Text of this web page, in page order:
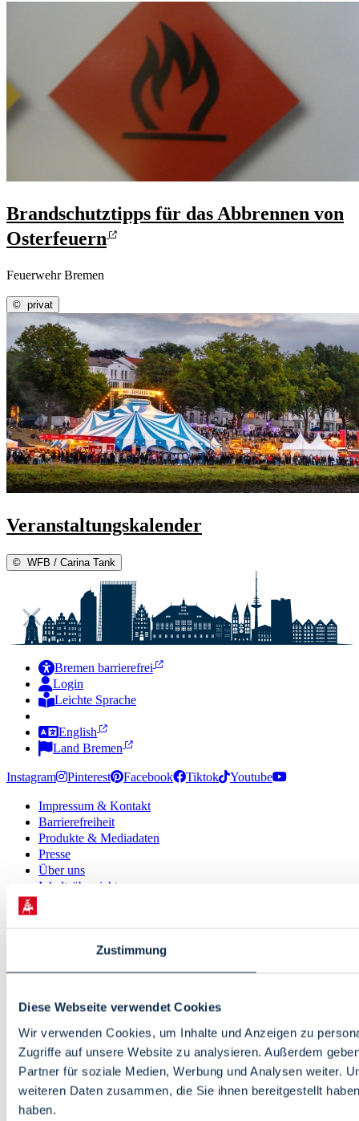
Zustimmung
Diese Webseite verwendet Cookies
Wir verwenden Cookies, um Inhalte und Anzeigen zu
Zugriffe auf unsere Website zu analysieren. Außerdem
Partner für soziale Medien, Werbung und Analysen weiter.
weiteren Daten zusammen, die Sie ihnen bereitgestellt
haben.
Brandschutztipps für das Abbrennen von
Osterfeuern
Feuerwehr Bremen
© privat
Veranstaltungskalender
© WFB / Carina Tank
Bremen barrierefrei
Login
Leichte Sprache
English
Land Bremen
Instagram Pinterest Facebook Tiktok Youtube
Impressum & Kontakt
Barrierefreiheit
Produkte & Mediadaten
Presse
Über uns
Inhaltsübersicht
© 2026 · Bremen Online - eine Abteilung der WFB